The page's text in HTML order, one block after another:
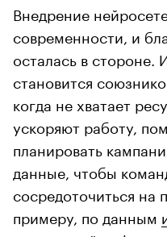
Внедрение
современности, и
осталась в стороне.
становится
когда не хватает
ускоряют работу,
планировать
данные, чтобы
сосредоточиться
примеру, по данным